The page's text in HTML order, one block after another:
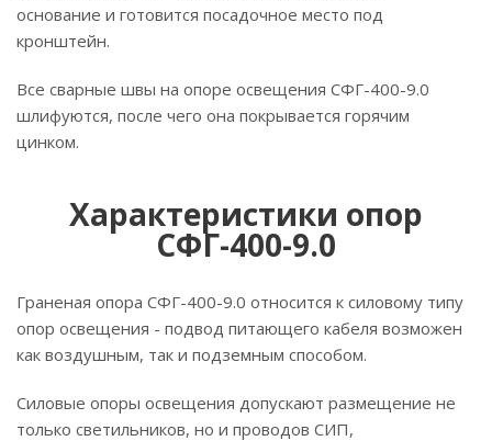
основание и готовится посадочное место под
кронштейн.
Все сварные швы на опоре освещения СФГ-400-9.0
шлифуются, после чего она покрывается горячим
цинком.
Характеристики опор
СФГ-400-9.0
Граненая опора СФГ-400-9.0 относится к силовому типу
опор освещения - подвод питающего кабеля возможен
как воздушным, так и подземным способом.
Силовые опоры освещения допускают размещение не
только светильников, но и проводов СИП,